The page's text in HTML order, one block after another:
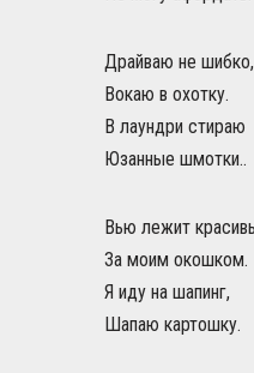
Драйваю не шибко,
Вокаю в охотку.
В лаундри стираю
Юзанные шмотки..
Вью лежит
За моим окошком.
Я иду на шапинг,
Шапаю картошку.